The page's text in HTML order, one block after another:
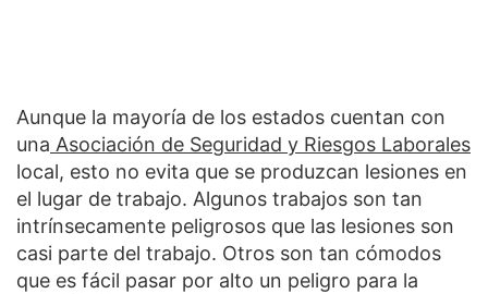
Aunque la mayoría de los estados cuentan con
una Asociación de Seguridad y Riesgos Laborales
local, esto no evita que se produzcan lesiones en
el lugar de trabajo. Algunos trabajos son tan
intrínsecamente peligrosos que las lesiones son
casi parte del trabajo. Otros son tan cómodos
que es fácil pasar por alto un peligro para la